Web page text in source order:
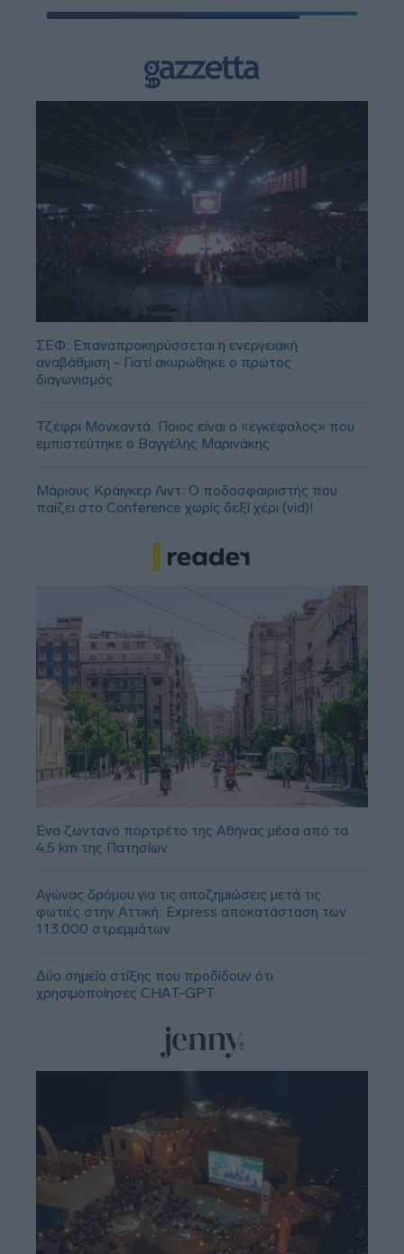
ΣΕΦ: Επαναπροκηρύσσεται η ενεργειακή
αναβάθμιση - Γιατί ακυρώθηκε ο πρώτος
διαγωνισμός
Τζέφρι Μονκαντά: Ποιος είναι ο «εγκέφαλος» που
εμπιστεύτηκε ο Βαγγέλης Μαρινάκης
Μάριους Κράιγκερ Λιντ: Ο ποδοσφαιριστής που
παίζει στο Conference χωρίς δεξί χέρι (vid)!
Ένα ζωντανό πορτρέτο της Αθήνας μέσα από τα
4,5 km της Πατησίων
Αγώνας δρόμου για τις αποζημιώσεις μετά τις
φωτιές στην Αττική: Express αποκατάσταση των
113.000 στρεμμάτων
Δύο σημείο στίξης που προδίδουν ότι
χρησιμοποίησες CHAT-GPT